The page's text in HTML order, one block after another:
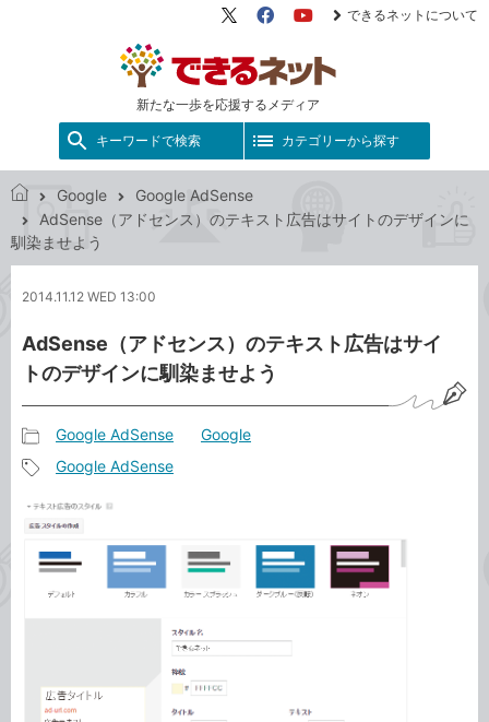
新たな一歩を応援するメディア
X（旧
FacebookYouTube
できるネットについて
キーワードで検索 カテゴリーから探す
で
き
ッ
Google
Google AdSense
AdSense（アドセンス）のテキスト広告はサイトのデザインに
馴染ませよう
2014.11.12 WED 13:00
AdSense（アドセンス）のテキスト広告はサイ
トのデザインに馴染ませよう
事
カ
テ
ゴ
Google AdSense Google
事
グ
Google AdSense